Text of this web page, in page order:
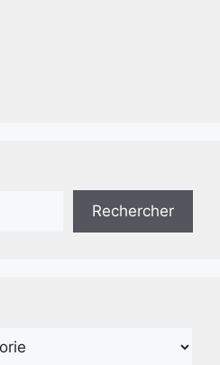
Rechercher